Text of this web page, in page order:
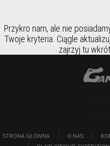
Przykro nam, ale nie
Twoje kryteria. Ciągle
zajrzyj tu
STRONA GŁÓWNA / O NAS /